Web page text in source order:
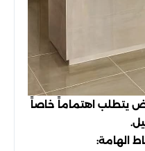
يتطلب اهتماماً خاصاً
الهامة: